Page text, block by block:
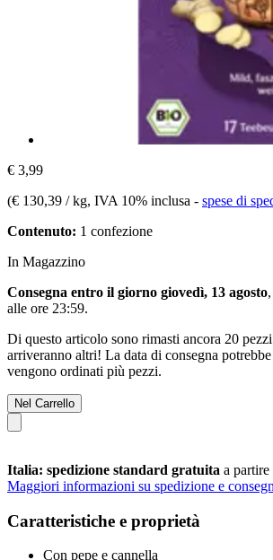
€ 3,99
(€ 130,39 / kg, IVA 10% inclusa - spese di
Contenuto: 1 confezione
In Magazzino
Consegna entro il giorno giovedì, 13 agosto
alle ore 23:59.
Di questo articolo sono rimasti ancora 20
arriveranno altri! La data di consegna
vengono ordinati più pezzi.
Nel Carrello
Italia: spedizione standard gratuita a
Maggiori informazioni su spedizione e
Caratteristiche e proprietà
Con pepe e cannella